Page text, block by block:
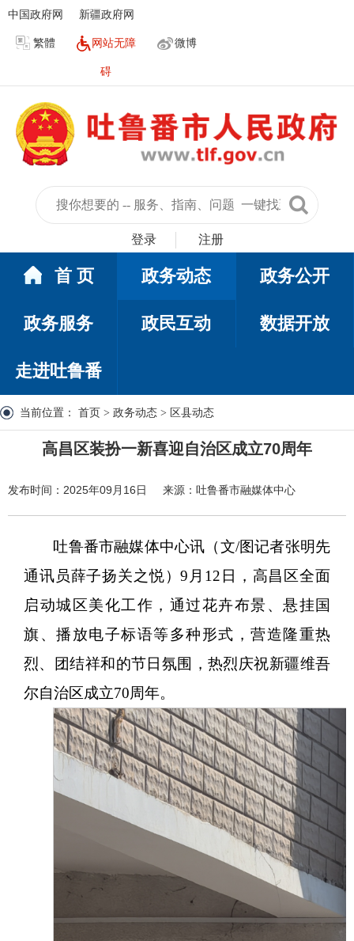
中国政府网 新疆政府网
繁體 网站无障
碍
微博
登录 注册
首 页 政务动态 政务公开
政务服务 政民互动 数据开放
走进吐鲁番
当前位置： 首页 > 政务动态 > 区县动态
高昌区装扮一新喜迎自治区成立70周年
发布时间：2025年09月16日 来源：吐鲁番市融媒体中心
吐鲁番市融媒体中心讯（文/图记者张明先
通讯员薛子扬关之悦）9月12日，高昌区全面
启动城区美化工作，通过花卉布景、悬挂国
旗、播放电子标语等多种形式，营造隆重热
烈、团结祥和的节日氛围，热烈庆祝新疆维吾
尔自治区成立70周年。